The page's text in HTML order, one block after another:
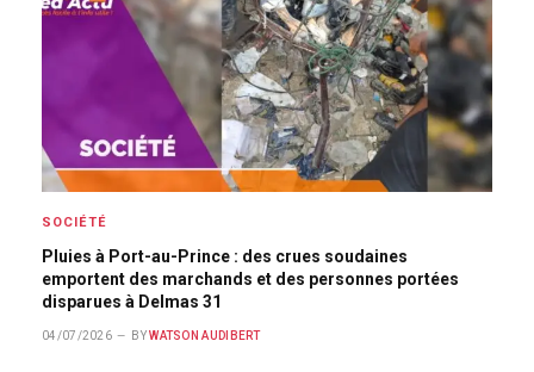
SOCIÉTÉ
Pluies à Port-au-Prince : des crues soudaines
emportent des marchands et des personnes portées
disparues à Delmas 31
04/07/2026 BY WATSON AUDIBERT